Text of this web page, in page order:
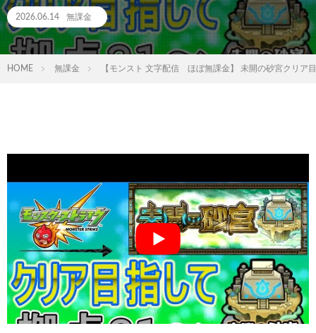
2026.06.14 無課金
HOME 無課金 【モンスト 文字配信 ほぼ無課金】 未開の砂宮クリア